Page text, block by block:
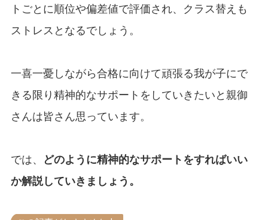
トごとに順位や偏差値で評価され、クラス替えも
ストレスとなるでしょう。
一喜一憂しながら合格に向けて頑張る我が子にで
きる限り精神的なサポートをしていきたいと親御
さんは皆さん思っています。
では、
どのように精神的なサポートをすればいい
か解説していきましょう。